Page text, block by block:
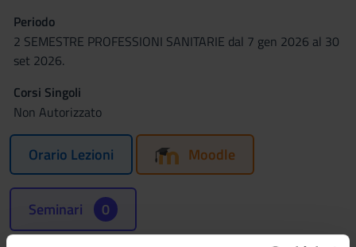
Periodo
2 SEMESTRE PROFESSIONI SANITARIE dal 7 gen 2026 al 30
set 2026.
Corsi Singoli
Non Autorizzato
Orario Lezioni Moodle
Seminari 0